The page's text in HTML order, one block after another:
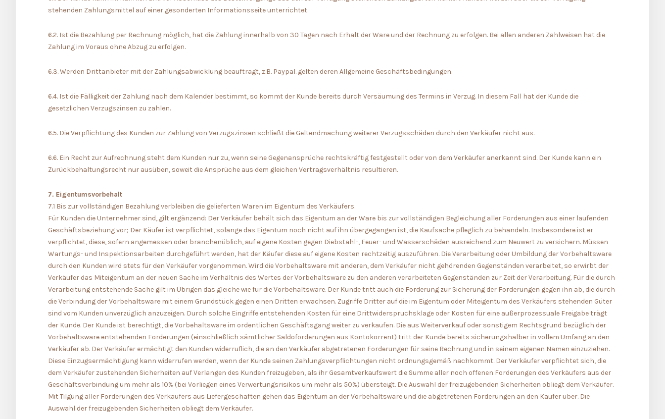
stehenden Zahlungsmittel auf einer gesonderten Informationsseite unterrichtet.
6.2. Ist die Bezahlung per Rechnung möglich, hat die Zahlung innerhalb von 30 Tagen nach Erhalt der Ware und der Rechnung zu erfolgen. Bei allen anderen Zahlweisen hat die
Zahlung im Voraus ohne Abzug zu erfolgen.
6.3. Werden Drittanbieter mit der Zahlungsabwicklung beauftragt, z.B. Paypal. gelten deren Allgemeine Geschäftsbedingungen.
6.4. Ist die Fälligkeit der Zahlung nach dem Kalender bestimmt, so kommt der Kunde bereits durch Versäumung des Termins in Verzug. In diesem Fall hat der Kunde die
gesetzlichen Verzugszinsen zu zahlen.
6.5. Die Verpflichtung des Kunden zur Zahlung von Verzugszinsen schließt die Geltendmachung weiterer Verzugsschäden durch den Verkäufer nicht aus.
6.6. Ein Recht zur Aufrechnung steht dem Kunden nur zu, wenn seine Gegenansprüche rechtskräftig festgestellt oder von dem Verkäufer anerkannt sind. Der Kunde kann ein
Zurückbehaltungsrecht nur ausüben, soweit die Ansprüche aus dem gleichen Vertragsverhältnis resultieren.
7. Eigentumsvorbehalt
7.1 Bis zur vollständigen Bezahlung verbleiben die gelieferten Waren im Eigentum des Verkäufers.
Für Kunden die Unternehmer sind, gilt ergänzend: Der Verkäufer behält sich das Eigentum an der Ware bis zur vollständigen Begleichung aller Forderungen aus einer laufenden
Geschäftsbeziehung vor; Der Käufer ist verpflichtet, solange das Eigentum noch nicht auf ihn übergegangen ist, die Kaufsache pfleglich zu behandeln. Insbesondere ist er
verpflichtet, diese, sofern angemessen oder branchenüblich, auf eigene Kosten gegen Diebstahl-, Feuer- und Wasserschäden ausreichend zum Neuwert zu versichern. Müssen
Wartungs- und Inspektionsarbeiten durchgeführt werden, hat der Käufer diese auf eigene Kosten rechtzeitig auszuführen. Die Verarbeitung oder Umbildung der Vorbehaltsware
durch den Kunden wird stets für den Verkäufer vorgenommen. Wird die Vorbehaltsware mit anderen, dem Verkäufer nicht gehörenden Gegenständen verarbeitet, so erwirbt der
Verkäufer das Miteigentum an der neuen Sache im Verhältnis des Wertes der Vorbehaltsware zu den anderen verarbeiteten Gegenständen zur Zeit der Verarbeitung. Für die durch
Verarbeitung entstehende Sache gilt im Übrigen das gleiche wie für die Vorbehaltsware. Der Kunde tritt auch die Forderung zur Sicherung der Forderungen gegen ihn ab, die durch
die Verbindung der Vorbehaltsware mit einem Grundstück gegen einen Dritten erwachsen. Zugriffe Dritter auf die im Eigentum oder Miteigentum des Verkäufers stehenden Güter
sind vom Kunden unverzüglich anzuzeigen. Durch solche Eingriffe entstehenden Kosten für eine Drittwiderspruchsklage oder Kosten für eine außerprozessuale Freigabe trägt
der Kunde. Der Kunde ist berechtigt, die Vorbehaltsware im ordentlichen Geschäftsgang weiter zu verkaufen. Die aus Weiterverkauf oder sonstigem Rechtsgrund bezüglich der
Vorbehaltsware entstehenden Forderungen (einschließlich sämtlicher Saldoforderungen aus Kontokorrent) tritt der Kunde bereits sicherungshalber in vollem Umfang an den
Verkäufer ab. Der Verkäufer ermächtigt den Kunden widerruflich, die an den Verkäufer abgetretenen Forderungen für seine Rechnung und in seinem eigenen Namen einzuziehen.
Diese Einzugsermächtigung kann widerrufen werden, wenn der Kunde seinen Zahlungsverpflichtungen nicht ordnungsgemäß nachkommt. Der Verkäufer verpflichtet sich, die
dem Verkäufer zustehenden Sicherheiten auf Verlangen des Kunden freizugeben, als ihr Gesamtverkaufswert die Summe aller noch offenen Forderungen des Verkäufers aus der
Geschäftsverbindung um mehr als 10% (bei Vorliegen eines Verwertungsrisikos um mehr als 50%) übersteigt. Die Auswahl der freizugebenden Sicherheiten obliegt dem Verkäufer.
Mit Tilgung aller Forderungen des Verkäufers aus Liefergeschäften gehen das Eigentum an der Vorbehaltsware und die abgetretenen Forderungen an den Käufer über. Die
Auswahl der freizugebenden Sicherheiten obliegt dem Verkäufer.